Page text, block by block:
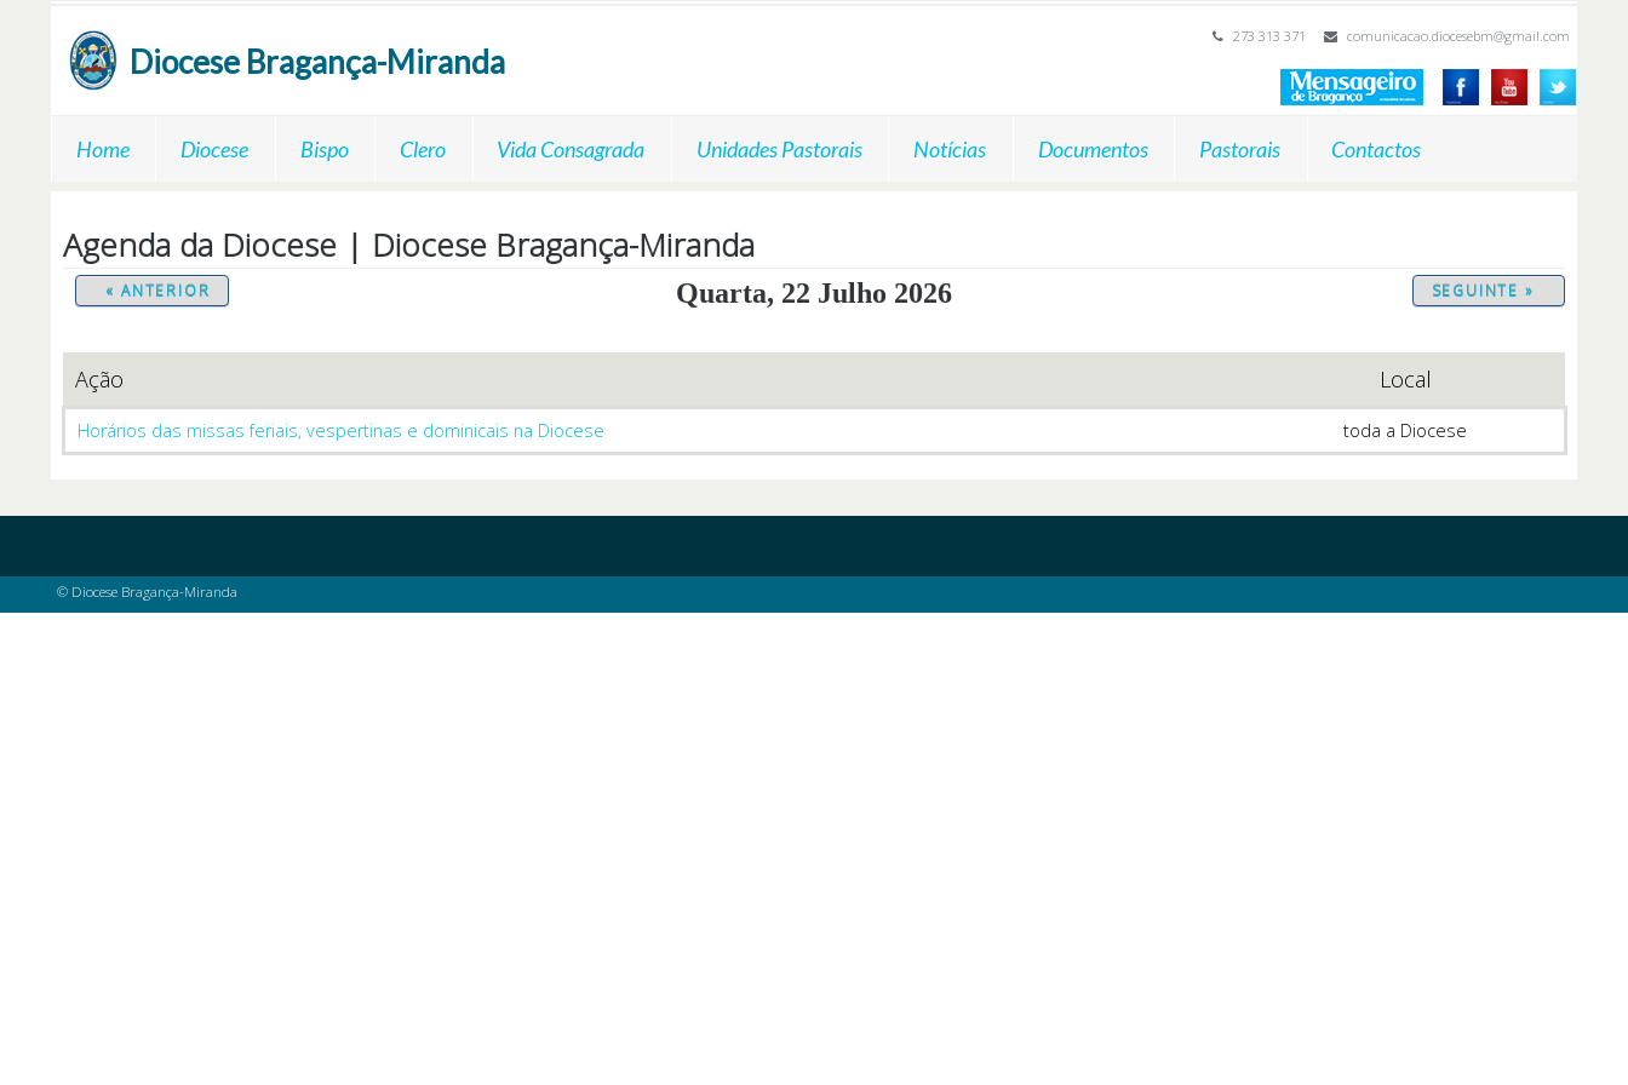
Diocese Bragança-Miranda
273 313 371 comunicacao.diocesebm@gmail.com
Home Diocese Bispo Clero Vida Consagrada Unidades Pastorais Notícias Documentos Pastorais Contactos
Agenda da Diocese | Diocese Bragança-Miranda
Quarta, 22 Julho 2026
« ANTERIOR SEGUINTE »
Ação Local
Horários das missas feriais, vespertinas e dominicais na Diocese toda a Diocese
© Diocese Bragança-Miranda